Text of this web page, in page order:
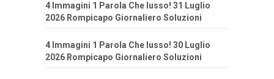
4 Immagini 1 Parola Che lusso! 31 Luglio
2026 Rompicapo Giornaliero Soluzioni
4 Immagini 1 Parola Che lusso! 30 Luglio
2026 Rompicapo Giornaliero Soluzioni